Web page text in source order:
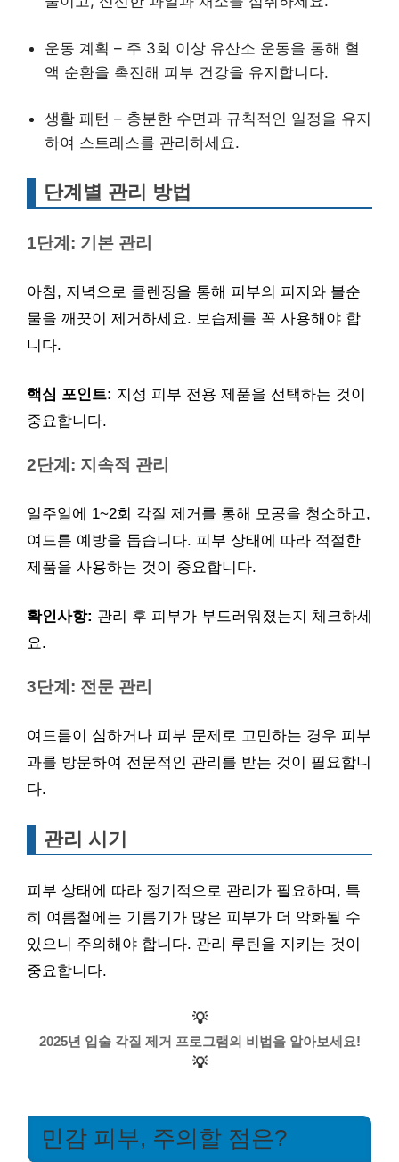
운동 계획 – 주 3회 이상 유산소 운동을 통해 혈
액 순환을 촉진해 피부 건강을 유지합니다.
생활 패턴 – 충분한 수면과 규칙적인 일정을 유지
하여 스트레스를 관리하세요.
단계별 관리 방법
1단계: 기본 관리
아침, 저녁으로 클렌징을 통해 피부의 피지와 불순
물을 깨끗이 제거하세요. 보습제를 꼭 사용해야 합
니다.
핵심 포인트: 지성 피부 전용 제품을 선택하는 것이
중요합니다.
2단계: 지속적 관리
일주일에 1~2회 각질 제거를 통해 모공을 청소하고,
여드름 예방을 돕습니다. 피부 상태에 따라 적절한
제품을 사용하는 것이 중요합니다.
확인사항: 관리 후 피부가 부드러워졌는지 체크하세
요.
3단계: 전문 관리
여드름이 심하거나 피부 문제로 고민하는 경우 피부
과를 방문하여 전문적인 관리를 받는 것이 필요합니
다.
관리 시기
피부 상태에 따라 정기적으로 관리가 필요하며, 특
히 여름철에는 기름기가 많은 피부가 더 악화될 수
있으니 주의해야 합니다. 관리 루틴을 지키는 것이
중요합니다.
💡
2025년 입술 각질 제거 프로그램의 비법을 알아보세요!
💡
민감 피부, 주의할 점은?